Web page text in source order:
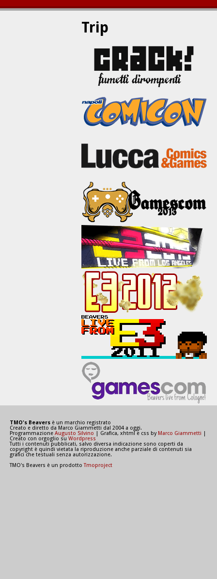
Trip
TMO's Beavers è un marchio registrato
Creato e diretto da Marco Giammetti dal 2004 a oggi.
Programmazione Augusto Silvino | Grafica, xhtml e css byMarco Giammetti
Creato con orgoglio su Wordpress
Tutti i contenuti pubblicati, salvo diversa indicazione sono coperti da
copyright è quindi vietata la riproduzione anche parziale di contenuti sia
grafici che testuali senza autorizzazione.
TMO's Beavers è un prodottoTmoproject